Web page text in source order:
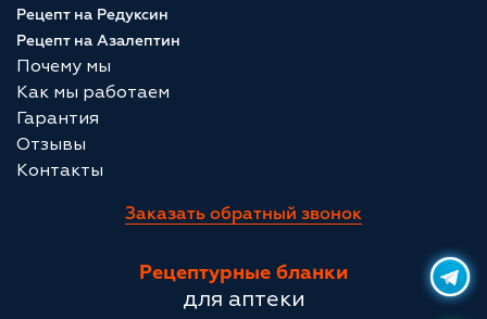
Рецептурные бланки
для аптеки
Рецепт на Редуксин
Рецепт на Азалептин
Почему мы
Как мы работаем
Гарантия
Отзывы
Контакты
Заказать обратный звонок